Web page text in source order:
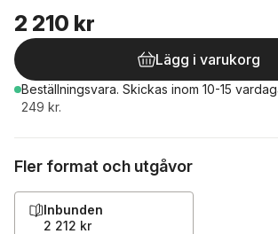
2 210 kr
Lägg i varukorg
Beställningsvara. Skickas inom 10-15
249 kr.
Fler format och utgåvor
Inbunden
2 212 kr